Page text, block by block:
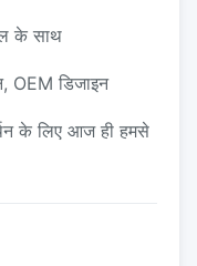
के साथ
OEM डिजाइन
के लिए आज ही हमसे